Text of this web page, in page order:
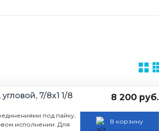
7/8х1 1/8
под пайку,
исполнении. Для
8 200 руб.
В корзину